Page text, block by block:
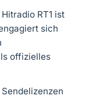
Hitradio RT1 ist
sich
offizielles
Sendelizenzen